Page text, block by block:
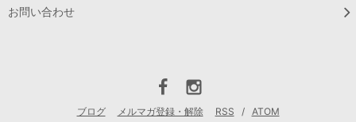
お問い合わせ
ブログ メルマガ登録・解除 RSS / ATOM